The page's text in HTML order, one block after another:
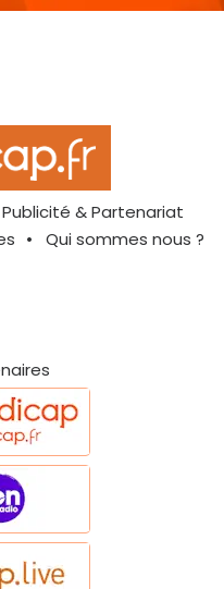
Publicité & Partenariat
Qui sommes nous ?